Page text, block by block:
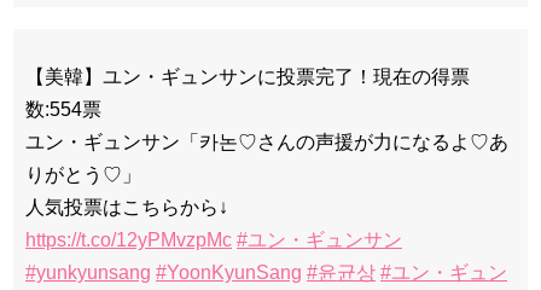
【美韓】ユン・ギュンサンに投票完了！現在の得票
数:554票
ユン・ギュンサン「카논♡さんの声援が力になるよ♡あ
りがとう♡」
人気投票はこちらから↓
https://t.co/12yPMvzpMc #ユン・ギュンサン
#yunkyunsang #YoonKyunSang #윤균상 #ユン・ギュン